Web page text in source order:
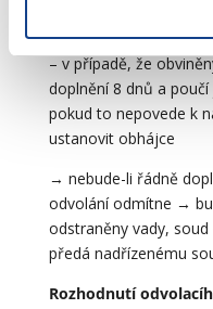
a odstranění vad a
– v případě, že
doplnění 8 dnů a
pokud to nepovede k
ustanovit obhájce
→ nebude-li řádně
odvolání odmítne →
odstraněny vady,
předá nadřízenému
Rozhodnutí